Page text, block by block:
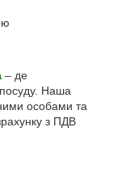
– де
посуду. Наша
особами та
з ПДВ